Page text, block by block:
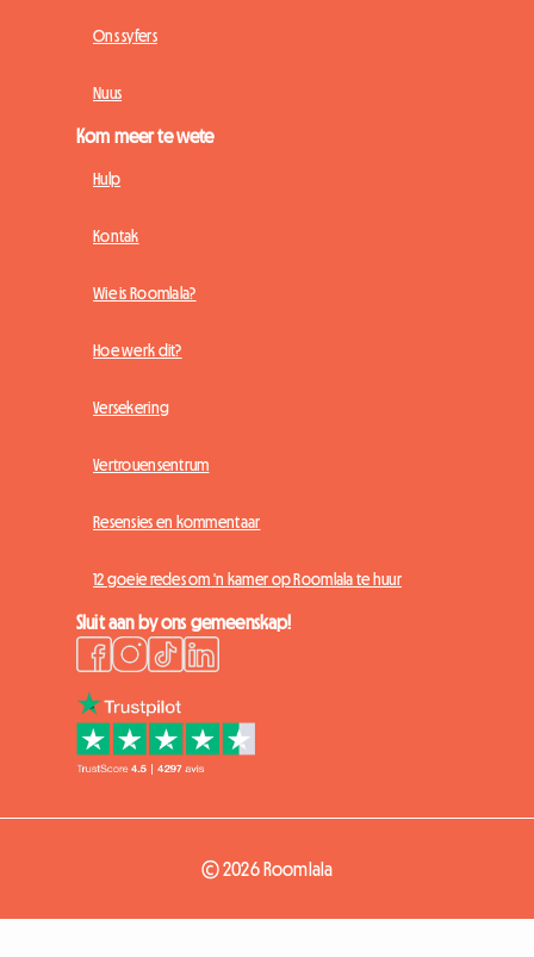
Ons syfers
Nuus
Kom meer te wete
Hulp
Kontak
Wie is Roomlala?
Hoe werk dit?
Versekering
Vertrouensentrum
Resensies en kommentaar
12 goeie redes om 'n kamer op Roomlala te huur
Sluit aan by ons gemeenskap!
© 2026 Roomlala